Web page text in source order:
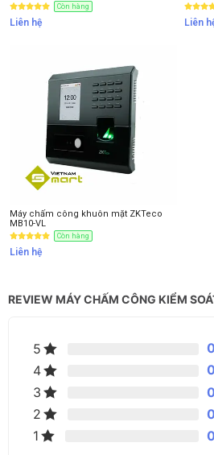
Còn hàng
Liên hệ Liên
Máy chấm công khuôn mặt ZKTeco
MB10-VL
Còn hàng
Liên hệ
REVIEW MÁY CHẤM CÔNG KIỂM
5
4
3
2
1